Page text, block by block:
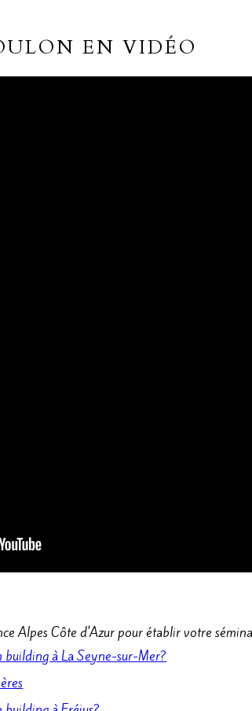
EN VIDÉO
Alpes Côte d'Azur pour établir votre
à La Seyne-sur-Mer?